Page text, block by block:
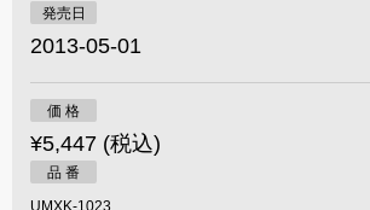
発売日
2013-05-01
価 格
¥5,447 (税込)
品 番
UMXK-1023